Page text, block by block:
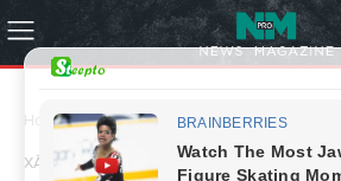
Home Xã hội
XÃ HỘI